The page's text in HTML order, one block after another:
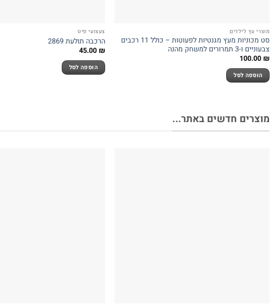
מוצרי עץ לילדים
סט מכוניות מעץ מגנטיות לפעוטות – כולל 11 רכבים
צבעוניים ו-3 תמרורים למשחק מהנה
100.00 ₪
הוספה לסל
צעצועי פיט
הרכבה תולעת 2869
45.00 ₪
הוספה לסל
מוצרים חדשים באתר...